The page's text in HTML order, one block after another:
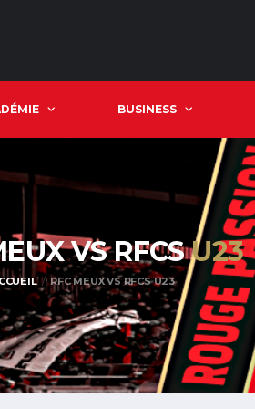
BUSINESS
VS RFCSU23
RFC MEUX VS RFCS U23